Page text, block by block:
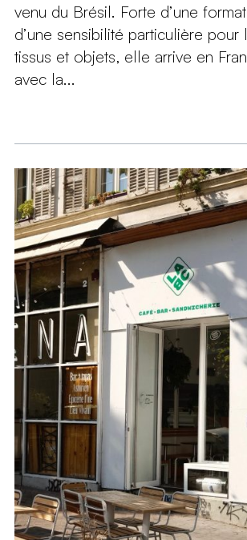
venu du Brésil. Forte d’une
d’une sensibilité particulière pour
tissus et objets, elle arrive en
avec la...